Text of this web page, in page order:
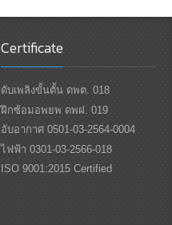
Certificate
ดับเพลิงขั้นตั้น ดพต. 018
ฝึกซ้อมอพยพ ดพฝ. 019
อับอากาศ 0501-03-2564-0004
ไฟฟ้า 0301-03-2566-018
ISO 9001:2015 Certified